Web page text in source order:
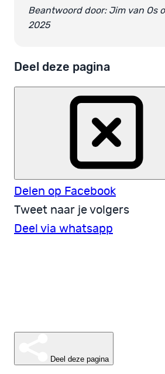
Beantwoord door: Jim van Os
2025
Deel deze pagina
Delen op Facebook
Tweet naar je volgers
Deel via whatsapp
Deel deze pagina